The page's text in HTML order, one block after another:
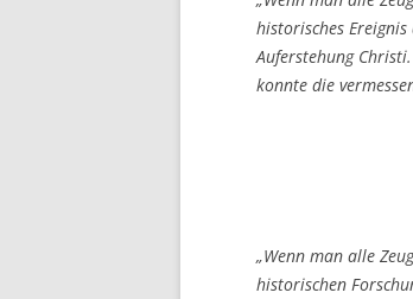
historisches
Auferstehung
konnte die
„Wenn man alle
historischen